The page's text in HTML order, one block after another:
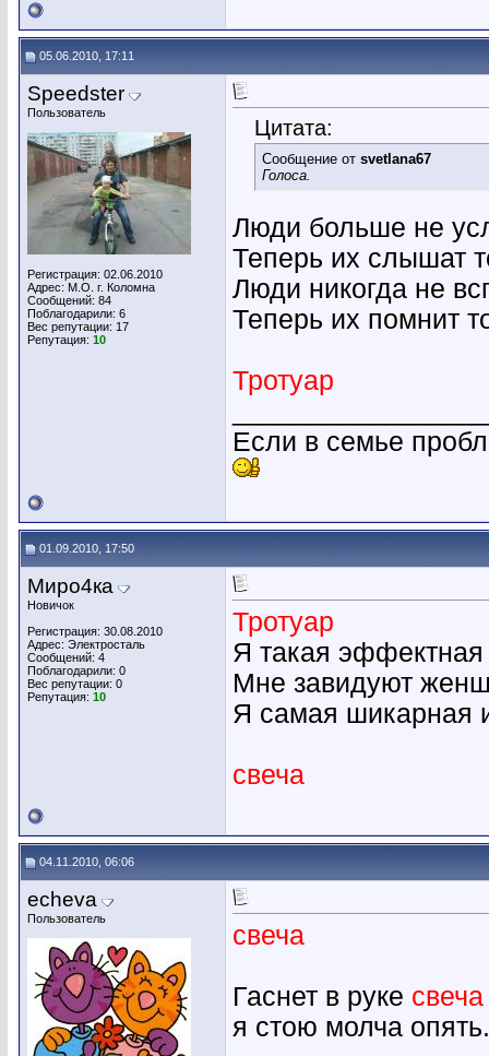
05.06.2010, 17:11
Speedster
Пользователь
Регистрация: 02.06.2010
Адрес: М.О. г. Коломна
Сообщений: 84
Поблагодарили: 6
Вес репутации: 17
Репутация: 10
Цитата:
Сообщение от svetlana67
Голоса.
Люди больше не
Тепеpь их слышат
Люди никогда не
Тепеpь их помнит
Тротуар
Если в семье
01.09.2010, 17:50
Миро4ка
Новичок
Регистрация: 30.08.2010
Адрес: Электросталь
Сообщений: 4
Поблагодарили: 0
Вес репутации: 0
Репутация: 10
Тротуар
Я такая эффектная
Мне завидуют
Я самая шикарная
свеча
04.11.2010, 06:06
echeva
Пользователь
свеча
Гаснет в руке свеча
я стою молча